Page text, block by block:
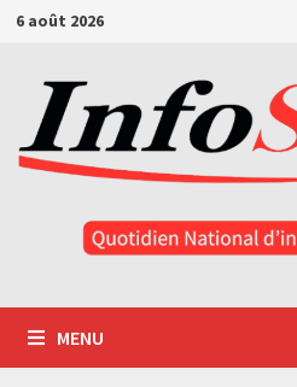
Passer
contenu
6 août 2026
MENU